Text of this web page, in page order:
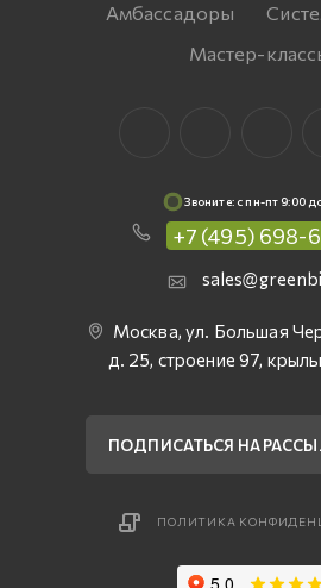
Амбассадоры
Мастер-
Звоните: c пн-пт 9:00
+7 (495) 698-
Москва, ул. Большая
д. 25, строение 97,
ПОДПИСАТЬСЯ НА
ПОЛИТИКА